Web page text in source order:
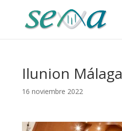
Ilunion Málaga
16 noviembre 2022